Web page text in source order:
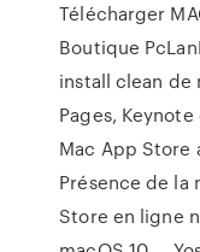
Télécharger
Boutique
install clean de
Pages,
Mac App Store
Présence de la
Store en ligne